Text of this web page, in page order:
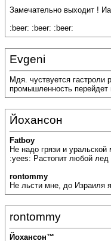
Замечательно выходит !
:beer: :beer: :beer:
Evgeni
Мдя. чуствуется гастроли
промышленность перейдет
Йохансон
Fatboy
Не надо грязи и
:yees: Растопит любой лед
rontommy
Не льсти мне, до Израиля
rontommy
Йохансон™